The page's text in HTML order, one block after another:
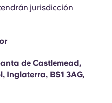
jurisdicción
de Castlemead,
Inglaterra, BS1 3AG,